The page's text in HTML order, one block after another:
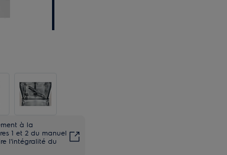
à la
1 et 2 du manuel
l'intégralité du